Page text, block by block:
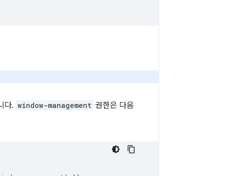
다. window-management 권한은 다음